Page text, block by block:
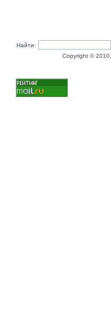
Найти:
Copyright © 2010,